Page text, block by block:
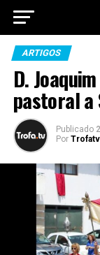
ARTIGOS
D.
pastoral a
Publicado
Por Trofatv